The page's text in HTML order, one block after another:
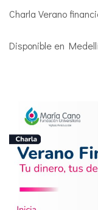
Charla Verano
Disponible en